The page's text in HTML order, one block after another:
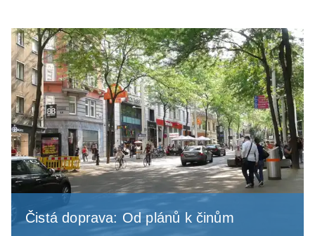
Čistá doprava: Od plánů k činům